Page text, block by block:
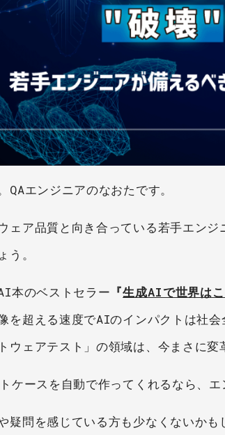
QAエンジニアのなおたです。
ェア品質と向き合っている若手エン
う。
本のベストセラー 『生成AIで世界は
を超える速度でAIのインパクトは社
ウェアテスト」の領域は、今まさに変
ケースを自動で作ってくれるなら、
疑問を感じている方も少なくないかも